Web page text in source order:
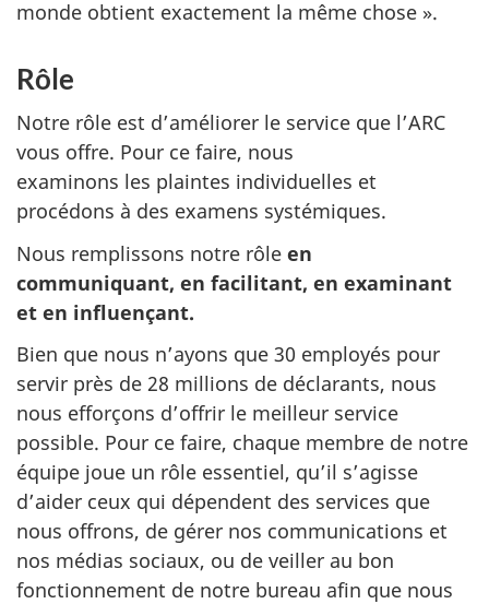
monde obtient exactement la même chose ».
Rôle
Notre rôle est d’améliorer le service que l’ARC
vous offre. Pour ce faire, nous
examinons les plaintes individuelles et
procédons à des examens systémiques.
Nous remplissons notre rôle en
communiquant, en facilitant, en examinant
et en influençant.
Bien que nous n’ayons que 30 employés pour
servir près de 28 millions de déclarants, nous
nous efforçons d’offrir le meilleur service
possible. Pour ce faire, chaque membre de notre
équipe joue un rôle essentiel, qu’il s’agisse
d’aider ceux qui dépendent des services que
nous offrons, de gérer nos communications et
nos médias sociaux, ou de veiller au bon
fonctionnement de notre bureau afin que nous